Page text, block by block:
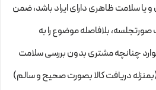
و یا سلامت ظاهری دارای ایراد باشد، ضمن
بلافاصله موضوع را به
چنانچه مشتری بدون بررسی سلامت
دریافت کالا بصورت صحیح و سالم)